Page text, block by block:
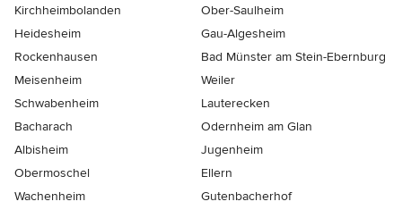
Kirchheimbolanden
Ober-Saulheim
Heidesheim
Gau-Algesheim
Rockenhausen
Bad Münster am Stein-Ebernburg
Meisenheim
Weiler
Schwabenheim
Lauterecken
Bacharach
Odernheim am Glan
Albisheim
Jugenheim
Obermoschel
Ellern
Wachenheim
Gutenbacherhof